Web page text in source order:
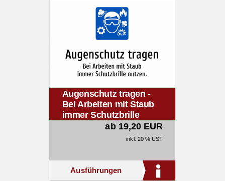
Augenschutz tragen -
Bei Arbeiten mit Staub
immer Schutzbrille
ab 19,20 EUR
inkl. 20 % UST
Ausführungen